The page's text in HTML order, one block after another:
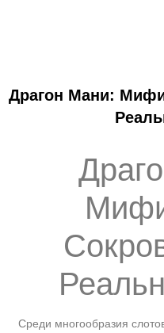
Драгон Мани:
Среди многообразия